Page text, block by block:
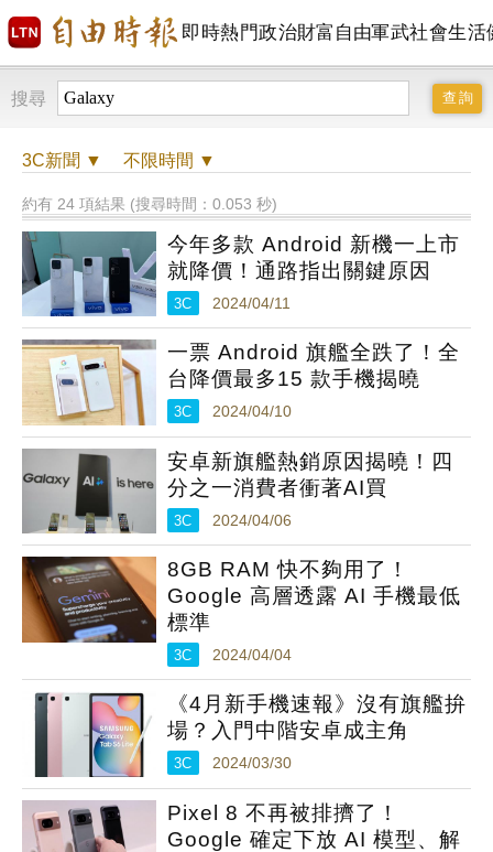
即時熱門政治財富自由軍武社會生活
搜尋
3C新聞 ▼ 不限時間 ▼
約有 24 項結果 (搜尋時間：0.053 秒)
今年多款 Android 新機一上市
就降價！通路指出關鍵原因
3C 2024/04/11
一票 Android 旗艦全跌了！全
台降價最多15 款手機揭曉
3C 2024/04/10
安卓新旗艦熱銷原因揭曉！四
分之一消費者衝著AI買
3C 2024/04/06
8GB RAM 快不夠用了！
Google 高層透露 AI 手機最低
標準
3C 2024/04/04
《4月新手機速報》沒有旗艦拚
場？入門中階安卓成主角
3C 2024/03/30
Pixel 8 不再被排擠了！
Google 確定下放 AI 模型、解